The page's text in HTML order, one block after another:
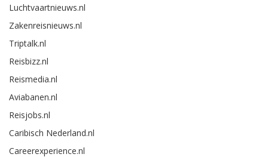
Luchtvaartnieuws.nl
Zakenreisnieuws.nl
Triptalk.nl
Reisbizz.nl
Reismedia.nl
Aviabanen.nl
Reisjobs.nl
Caribisch Nederland.nl
Careerexperience.nl